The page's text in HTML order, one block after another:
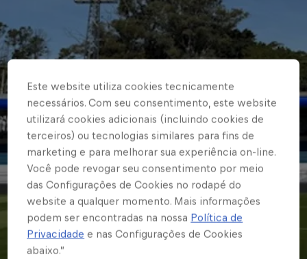
Este website utiliza cookies tecnicamente
necessários. Com seu consentimento, este website
utilizará cookies adicionais (incluindo cookies de
terceiros) ou tecnologias similares para fins de
marketing e para melhorar sua experiência on-line.
Você pode revogar seu consentimento por meio
das Configurações de Cookies no rodapé do
website a qualquer momento. Mais informações
podem ser encontradas na nossa Política de
Privacidade e nas Configurações de Cookies
abaixo.”